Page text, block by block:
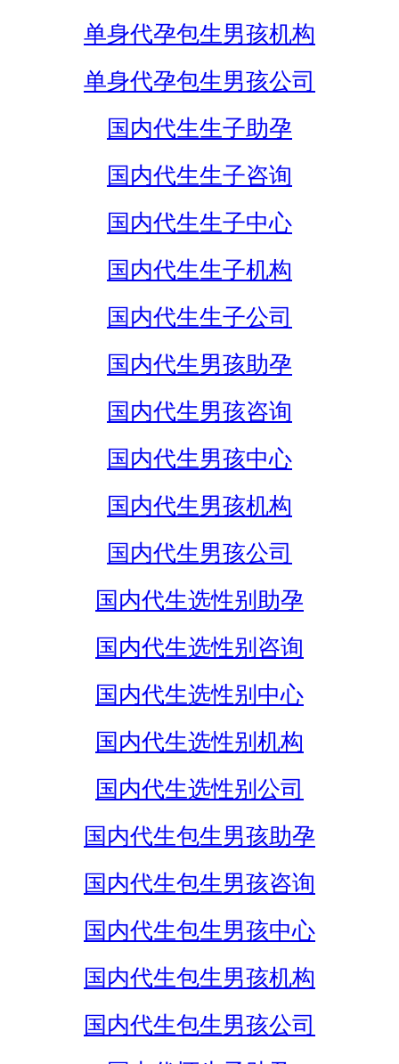
单身代孕包生男孩机构
单身代孕包生男孩公司
国内代生生子助孕
国内代生生子咨询
国内代生生子中心
国内代生生子机构
国内代生生子公司
国内代生男孩助孕
国内代生男孩咨询
国内代生男孩中心
国内代生男孩机构
国内代生男孩公司
国内代生选性别助孕
国内代生选性别咨询
国内代生选性别中心
国内代生选性别机构
国内代生选性别公司
国内代生包生男孩助孕
国内代生包生男孩咨询
国内代生包生男孩中心
国内代生包生男孩机构
国内代生包生男孩公司